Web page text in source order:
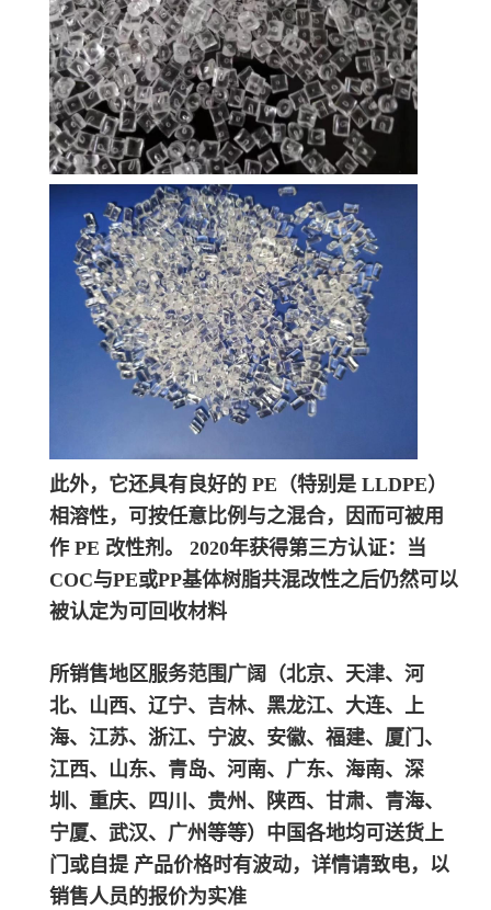
此外，它还具有良好的 PE（特别是 LLDPE）
相溶性，可按任意比例与之混合，因而可被用
作 PE 改性剂。 2020年获得第三方认证：当
COC与PE或PP基体树脂共混改性之后仍然可以
被认定为可回收材料
所销售地区服务范围广阔（北京、天津、河
北、山西、辽宁、吉林、黑龙江、大连、上
海、江苏、浙江、宁波、安徽、福建、厦门、
江西、山东、青岛、河南、广东、海南、深
圳、重庆、四川、贵州、陕西、甘肃、青海、
宁厦、武汉、广州等等）中国各地均可送货上
门或自提 产品价格时有波动，详情请致电，以
销售人员的报价为实准